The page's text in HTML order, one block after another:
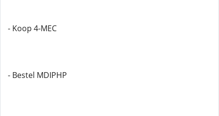
- Koop 4-MEC
- Bestel MDIPHP